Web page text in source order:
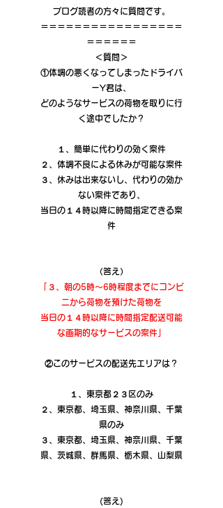
ブログ読者の方々に質問です。
＝＝＝＝＝＝＝＝＝＝＝＝＝＝＝＝＝
＝＝＝＝＝＝
＜質問＞
①体調の悪くなってしまったドライバ
ーY君は、
どのようなサービスの荷物を取りに行
く途中でしたか？
１、簡単に代わりの効く案件
２、体調不良による休みが可能な案件
３、休みは出来ないし、代わりの効か
ない案件であり、
当日の１４時以降に時間指定できる案
件
（答え）
「３、朝の5時～6時程度までにコンビ
ニから荷物を預けた荷物を
当日の１４時以降に時間指定配送可能
な画期的なサービスの案件」
②このサービスの配送先エリアは？
１、東京都２３区のみ
２、東京都、埼玉県、神奈川県、千葉
県のみ
３、東京都、埼玉県、神奈川県、千葉
県、茨城県、群馬県、栃木県、山梨県
(答え)